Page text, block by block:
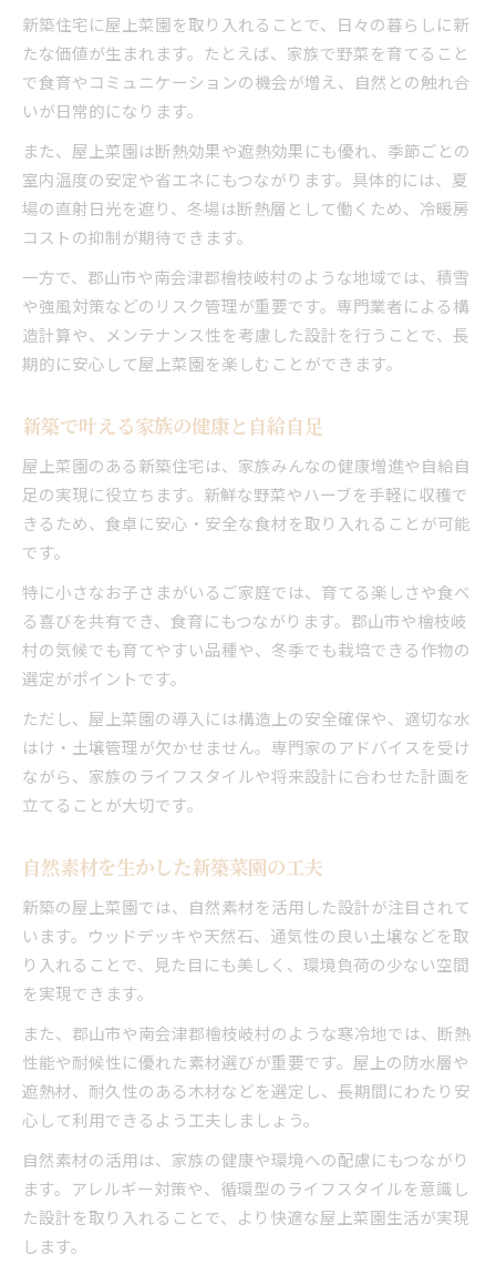
新築住宅に屋上菜園を取り入れることで、日々の暮らしに新
たな価値が生まれます。たとえば、家族で野菜を育てること
で食育やコミュニケーションの機会が増え、自然との触れ合
いが日常的になります。
また、屋上菜園は断熱効果や遮熱効果にも優れ、季節ごとの
室内温度の安定や省エネにもつながります。具体的には、夏
場の直射日光を遮り、冬場は断熱層として働くため、冷暖房
コストの抑制が期待できます。
一方で、郡山市や南会津郡檜枝岐村のような地域では、積雪
や強風対策などのリスク管理が重要です。専門業者による構
造計算や、メンテナンス性を考慮した設計を行うことで、長
期的に安心して屋上菜園を楽しむことができます。
新築で叶える家族の健康と自給自足
屋上菜園のある新築住宅は、家族みんなの健康増進や自給自
足の実現に役立ちます。新鮮な野菜やハーブを手軽に収穫で
きるため、食卓に安心・安全な食材を取り入れることが可能
です。
特に小さなお子さまがいるご家庭では、育てる楽しさや食べ
る喜びを共有でき、食育にもつながります。郡山市や檜枝岐
村の気候でも育てやすい品種や、冬季でも栽培できる作物の
選定がポイントです。
ただし、屋上菜園の導入には構造上の安全確保や、適切な水
はけ・土壌管理が欠かせません。専門家のアドバイスを受け
ながら、家族のライフスタイルや将来設計に合わせた計画を
立てることが大切です。
自然素材を生かした新築菜園の工夫
新築の屋上菜園では、自然素材を活用した設計が注目されて
います。ウッドデッキや天然石、通気性の良い土壌などを取
り入れることで、見た目にも美しく、環境負荷の少ない空間
を実現できます。
また、郡山市や南会津郡檜枝岐村のような寒冷地では、断熱
性能や耐候性に優れた素材選びが重要です。屋上の防水層や
遮熱材、耐久性のある木材などを選定し、長期間にわたり安
心して利用できるよう工夫しましょう。
自然素材の活用は、家族の健康や環境への配慮にもつながり
ます。アレルギー対策や、循環型のライフスタイルを意識し
た設計を取り入れることで、より快適な屋上菜園生活が実現
します。